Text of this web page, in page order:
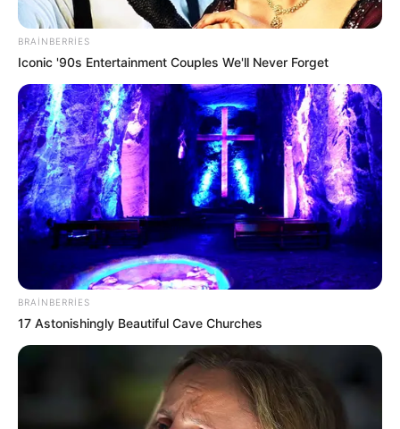
HƏMÇININ OXUYUN
Bakıda yaşayanların DİQQƏTİNƏ!7 avqust
2026-cı il saat 00:00-dan etibarən...
7 avqustda bizi nələr gözləyir? —
Sevinc Hüseynova Səidə Bəkirqızına uduzdu
Məhkəmə rədd etdi
BRAINBERRIES
Iconic '90s Entertainment Couples We'll Never Forget
BRAINBERRIES
17 Astonishingly Beautiful Cave Churches